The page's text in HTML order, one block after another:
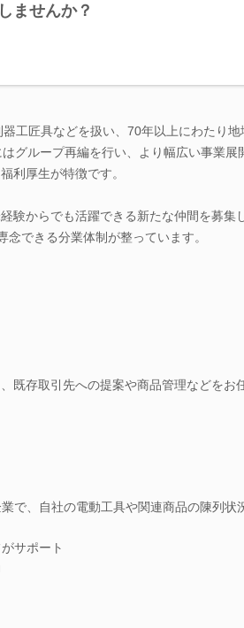
ませんか？
工匠具などを扱い、70年以上にわたり地
グループ再編を行い、より幅広い事業展
利厚生が特徴です。
験からでも活躍できる新たな仲間を募集
できる分業体制が整っています。
既存取引先への提案や商品管理などをお
で、自社の電動工具や関連商品の陳列状
サポート